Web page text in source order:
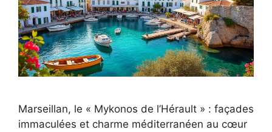
Marseillan, le « Mykonos de l’Hérault » : façades
immaculées et charme méditerranéen au cœur